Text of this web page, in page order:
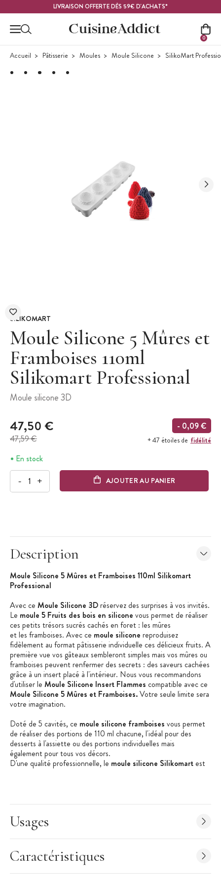
LIVRAISON OFFERTE DÈS 59€ D'ACHATS*
0
Accueil Pâtisserie Moules Moule Silicone SilikoMart
SILIKOMART
Moule Silicone 5 Mûres et
Framboises 110ml
Silikomart Professional
Moule silicone 3D
47,50 €
47,59 €
- 0,09 €
+ 47 étoiles de fidélité
En stock
- + AJOUTER AU PANIER
Description
Moule Silicone 5 Mûres et Framboises 110ml Silikomart
Professional
Avec ce Moule Silicone 3Dréservez des surprises à vos invités.
Le moule 5 Fruits des bois en silicone vous permet de réaliser
ces petits trésors sucrés cachés en foret : les mûres
et les framboises. Avec ce moule silicone reproduisez
fidèlement au format pâtisserie individuelle ces délicieux fruits. A
première vue vos gâteaux sembleront simples mais vos mûres ou
framboises peuvent renfermer des secrets : des saveurs cachées
grâce à un insert placé à l'intérieur. Nous vous recommandons
d'utiliser le Moule Silicone Insert Flammes compatible avec ce
Moule Silicone 5 Mûres et Framboises.Votre seule limite sera
votre imagination.
Doté de 5 cavités, ce moule silicone framboises vous permet
de réaliser des portions de 110 ml chacune, l'idéal pour des
desserts à l'assiette ou des portions individuelles mais
également pour tous vos décors.
D'une qualité professionnelle, le moule silicone Silikomart est
formes du vrai fruit en 3D.
Les + produit :
Design original
Qualité professionnelle
Usages
Caractéristiques